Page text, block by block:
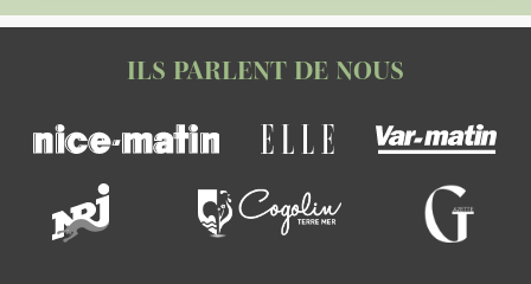
ILS PARLENT DE NOUS